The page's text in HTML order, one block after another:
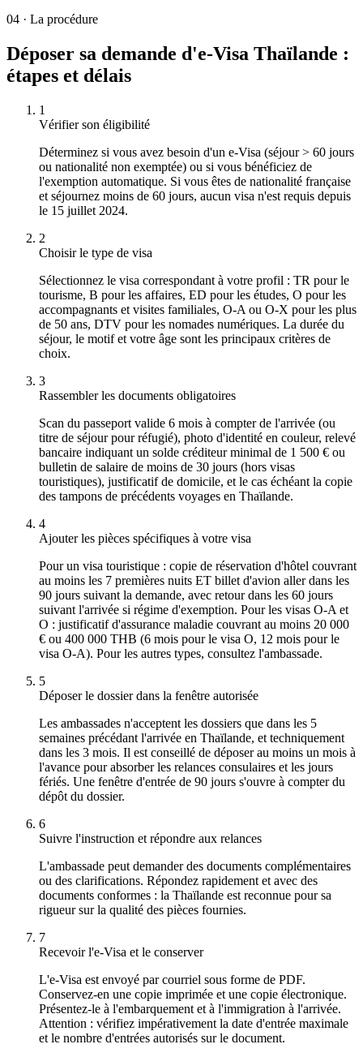
04 · La procédure
Déposer sa demande d'e-Visa Thaïlande :
étapes et délais
1
Vérifier son éligibilité
Déterminez si vous avez besoin d'un e-Visa (séjour > 60 jours
ou nationalité non exemptée) ou si vous bénéficiez de
l'exemption automatique. Si vous êtes de nationalité française
et séjournez moins de 60 jours, aucun visa n'est requis depuis
le 15 juillet 2024.
2
Choisir le type de visa
Sélectionnez le visa correspondant à votre profil : TR pour le
tourisme, B pour les affaires, ED pour les études, O pour les
accompagnants et visites familiales, O-A ou O-X pour les plus
de 50 ans, DTV pour les nomades numériques. La durée du
séjour, le motif et votre âge sont les principaux critères de
choix.
3
Rassembler les documents obligatoires
Scan du passeport valide 6 mois à compter de l'arrivée (ou
titre de séjour pour réfugié), photo d'identité en couleur, relevé
bancaire indiquant un solde créditeur minimal de 1 500 € ou
bulletin de salaire de moins de 30 jours (hors visas
touristiques), justificatif de domicile, et le cas échéant la copie
des tampons de précédents voyages en Thaïlande.
4
Ajouter les pièces spécifiques à votre visa
Pour un visa touristique : copie de réservation d'hôtel couvrant
au moins les 7 premières nuits ET billet d'avion aller dans les
90 jours suivant la demande, avec retour dans les 60 jours
suivant l'arrivée si régime d'exemption. Pour les visas O-A et
O : justificatif d'assurance maladie couvrant au moins 20 000
€ ou 400 000 THB (6 mois pour le visa O, 12 mois pour le
visa O-A). Pour les autres types, consultez l'ambassade.
5
Déposer le dossier dans la fenêtre autorisée
Les ambassades n'acceptent les dossiers que dans les 5
semaines précédant l'arrivée en Thaïlande, et techniquement
dans les 3 mois. Il est conseillé de déposer au moins un mois à
l'avance pour absorber les relances consulaires et les jours
fériés. Une fenêtre d'entrée de 90 jours s'ouvre à compter du
dépôt du dossier.
6
Suivre l'instruction et répondre aux relances
L'ambassade peut demander des documents complémentaires
ou des clarifications. Répondez rapidement et avec des
documents conformes : la Thaïlande est reconnue pour sa
rigueur sur la qualité des pièces fournies.
7
Recevoir l'e-Visa et le conserver
L'e-Visa est envoyé par courriel sous forme de PDF.
Conservez-en une copie imprimée et une copie électronique.
Présentez-le à l'embarquement et à l'immigration à l'arrivée.
Attention : vérifiez impérativement la date d'entrée maximale
et le nombre d'entrées autorisés sur le document.